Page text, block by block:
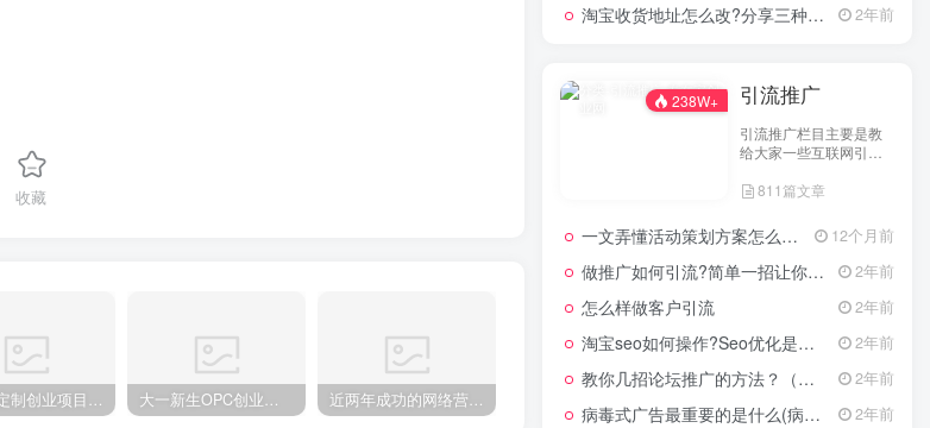
收藏
机器人定制创业项目需要注意什么 大一新生OPC创业，实现月入过万 近两年成功的网络营销案例有哪些？ 网络营销做得比较成功的9个案例
淘宝收货地址怎么改?分享三种最常见的修改方式 2年前
238W+ 引流推广
引流推广栏目主要是教
给大家一些互联网引流
业的引流技术和推广技
在犯难！
811篇文章
一文弄懂活动策划方案怎么写，2025年最新超全干货来了！ 12个月前
做推广如何引流?简单一招让你流量爆增 2年前
怎么样做客户引流 2年前
淘宝seo如何操作?Seo优化是什么意思? 2年前
教你几招论坛推广的方法？（具体论坛推广的步骤） 2年前
病毒式广告最重要的是什么(病毒式广告的创意策略) 2年前